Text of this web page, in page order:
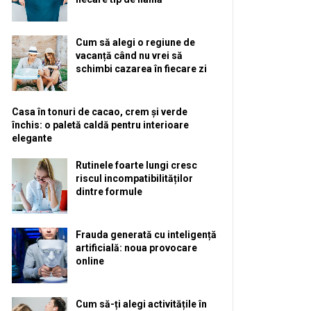
Cum să alegi o regiune de
vacanță când nu vrei să
schimbi cazarea în fiecare zi
Casa în tonuri de cacao, crem și verde
închis: o paletă caldă pentru interioare
elegante
Rutinele foarte lungi cresc
riscul incompatibilităților
dintre formule
Frauda generată cu inteligență
artificială: noua provocare
online
Cum să-ți alegi activitățile în